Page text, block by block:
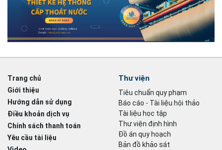
Trang chủ
Giới thiệu
Hướng dẫn sử dụng
Điều khoản dịch vụ
Chính sách thanh toán
Yêu cầu tài liệu
Thư viện
Tiêu chuẩn quy phạm
Báo cáo - Tài liệu hội thảo
Tài liệu học tập
Thư viện định hình
Đồ án quy hoạch
Bản đồ khảo sát